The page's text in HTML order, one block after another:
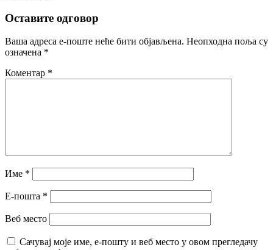
Оставите одговор
Ваша адреса е-поште неће бити објављена. Неопходна поља су
означена *
Коментар *
Име *
Е-пошта *
Веб место
Сачувај моје име, е-пошту и веб место у овом прегледачу